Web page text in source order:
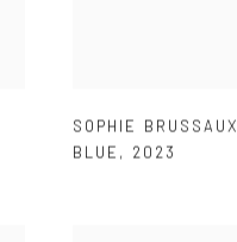
SOPHIE BRUSSAUX
BLUE , 2023